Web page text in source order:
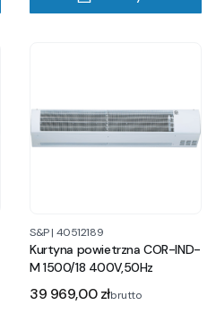
S&P| 40512189
Kurtyna powietrzna COR-IND-
M 1500/18 400V,50Hz
Cena
39 969,00 złbrutto